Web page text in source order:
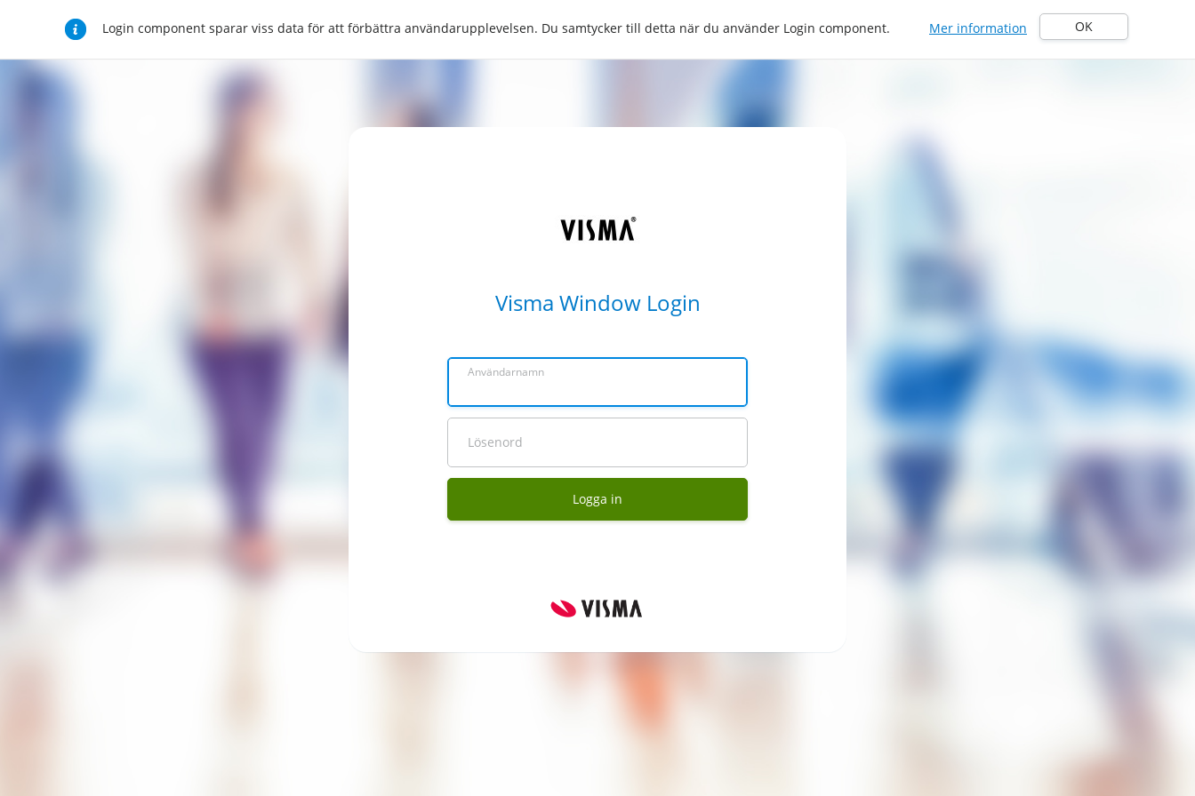
Login component sparar viss data för att förbättra användarupplevelsen. Du samtycker till detta när du använder Login component. Mer information OK
Visma Window Login
Användarnamn
Lösenord
Logga in